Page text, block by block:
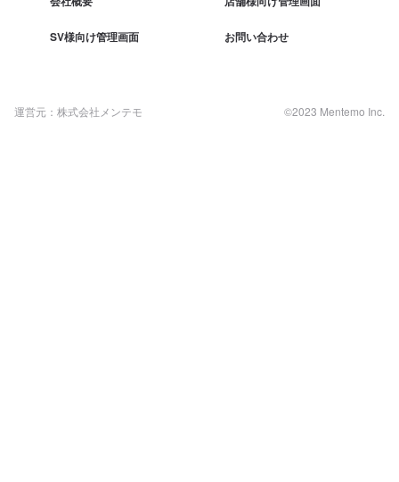
SV様向け管理画面 お問い合わせ
運営元：株式会社メンテモ ©2023 Mentemo Inc.